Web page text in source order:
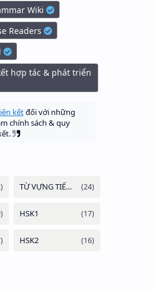
Wiki
Readers
hợp tác & phát triển
kếtđối với những
chính sách & quy